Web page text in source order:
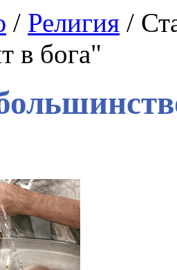
/ Религия /
в бога"